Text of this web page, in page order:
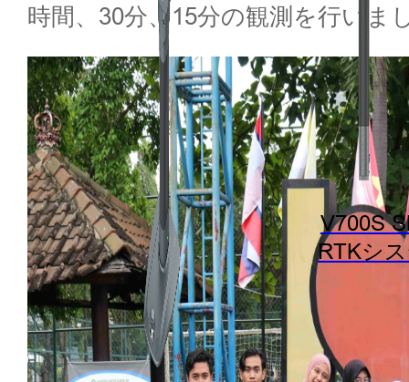
V700S
RTKシ
時間、30分、15分の観測を行いま